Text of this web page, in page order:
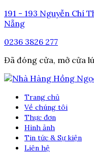
191 - 193 Nguyễn Chí
Nẵng
0236 3826 277
Đã đóng cửa, mở cửa
Trang chủ
Về chúng tôi
Thực đơn
Hình ảnh
Tin tức & Sự kiện
Liên hệ